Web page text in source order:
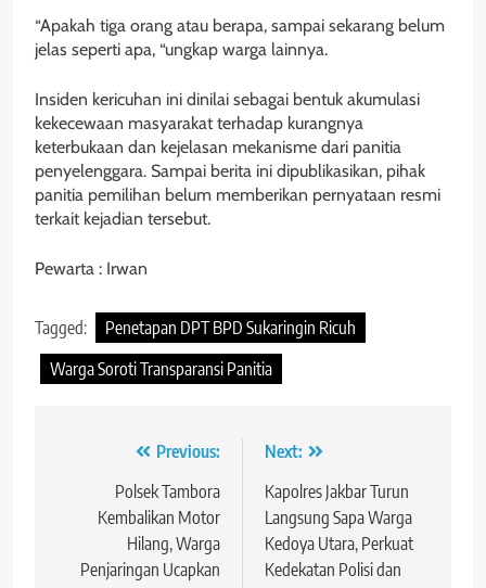
“Apakah tiga orang atau berapa, sampai sekarang belum
jelas seperti apa, “ungkap warga lainnya.
Insiden kericuhan ini dinilai sebagai bentuk akumulasi
kekecewaan masyarakat terhadap kurangnya
keterbukaan dan kejelasan mekanisme dari panitia
penyelenggara. Sampai berita ini dipublikasikan, pihak
panitia pemilihan belum memberikan pernyataan resmi
terkait kejadian tersebut.
Pewarta : Irwan
Tagged:
Penetapan DPT BPD Sukaringin Ricuh
Warga Soroti Transparansi Panitia
Navigasi Previous:
Polsek Tambora
Kembalikan Motor
Hilang, Warga
Penjaringan Ucapkan
Next:
Kapolres Jakbar Turun
Langsung Sapa Warga
Kedoya Utara, Perkuat
Kedekatan Polisi dan